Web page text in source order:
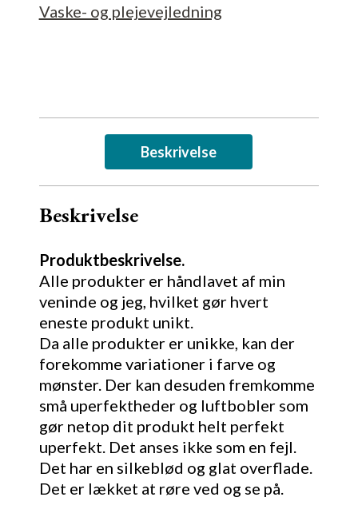
Vaske- og plejevejledning
Beskrivelse
Beskrivelse
Produktbeskrivelse.
Alle produkter er håndlavet af min
veninde og jeg, hvilket gør hvert
eneste produkt unikt.
Da alle produkter er unikke, kan der
forekomme variationer i farve og
mønster. Der kan desuden fremkomme
små uperfektheder og luftbobler som
gør netop dit produkt helt perfekt
uperfekt. Det anses ikke som en fejl.
Det har en silkeblød og glat overflade.
Det er lækket at røre ved og se på.